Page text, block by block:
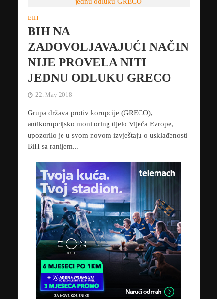
BIH
BIH NA
ZADOVOLJAVAJUĆI NAČIN
NIJE PROVELA NITI
JEDNU ODLUKU GRECO
22. May 2018
Grupa država protiv korupcije (GRECO),
antikorupcijsko monitoring tijelo Vijeća Evrope,
upozorilo je u svom novom izvještaju o usklađenosti
BiH sa ranijem...